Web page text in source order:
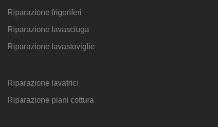
Riparazione frigoriferi
Riparazione lavasciuga
Riparazione lavastoviglie
Riparazione lavatrici
Riparazione piani cottura